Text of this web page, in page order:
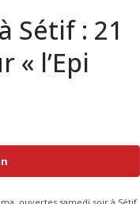
Sétif : 21
l’Epi